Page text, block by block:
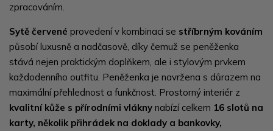
zpracováním.
Sytě červené provedení v kombinaci se stříbrným kováním
působí luxusně a nadčasově, díky čemuž se peněženka
stává nejen praktickým doplňkem, ale i stylovým prvkem
každodenního outfitu. Peněženka je navržena s důrazem na
maximální přehlednost a funkčnost. Prostorný interiér z
kvalitní kůže s přírodními vlákny nabízí celkem 16 slotů na
karty, několik přihrádek na doklady a bankovky,